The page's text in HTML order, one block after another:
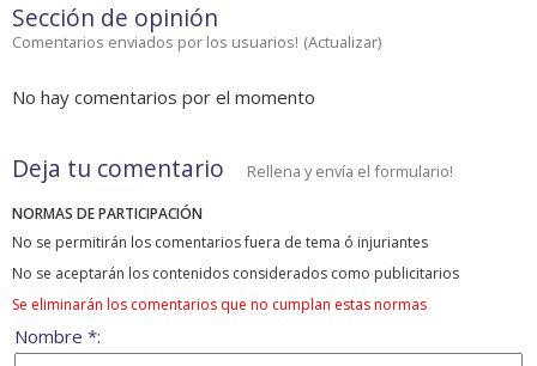
Sección de opinión
Comentarios enviados por los usuarios! (Actualizar)
No hay comentarios por el momento
Deja tu comentario Rellena y envía el formulario!
NORMAS DE PARTICIPACIÓN
No se permitirán los comentarios fuera de tema ó injuriantes
No se aceptarán los contenidos considerados como publicitarios
Se eliminarán los comentarios que no cumplan estas normas
Nombre *: